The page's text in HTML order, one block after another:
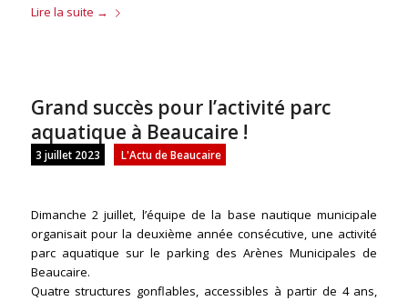
Lire la suite →
Grand succès pour l’activité parc
aquatique à Beaucaire !
3 juillet 2023 L'Actu de Beaucaire
Dimanche 2 juillet, l’équipe de la base nautique municipale
organisait pour la deuxième année consécutive, une activité
parc aquatique sur le parking des Arènes Municipales de
Beaucaire.
Quatre structures gonflables, accessibles à partir de 4 ans,